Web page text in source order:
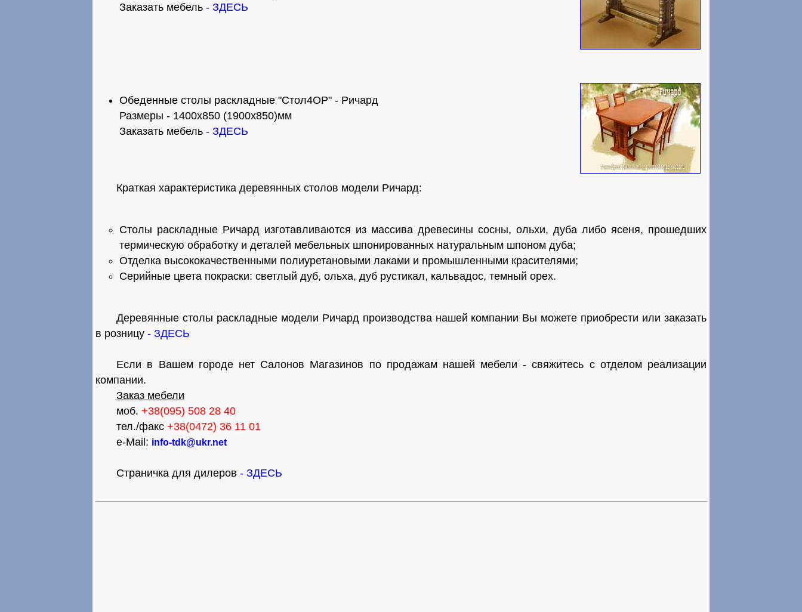
Заказать мебель - ЗДЕСЬ
Обеденные столы раскладные "Стол4ОР" - Ричард
Размеры - 1400x850 (1900x850)мм
Заказать мебель - ЗДЕСЬ
Краткая характеристика деревянных столов модели Ричард:
Столы раскладные Ричард изготавливаются из массива древесины сосны, ольхи, дуба либо ясеня, прошедших
термическую обработку и деталей мебельных шпонированных натуральным шпоном дуба;
Отделка высококачественными полиуретановыми лаками и промышленными красителями;
Серийные цвета покраски: светлый дуб, ольха, дуб рустикал, кальвадос, темный орех.
Деревянные столы раскладные модели Ричард производства нашей компании Вы можете приобрести или заказать
в розницу - ЗДЕСЬ
Если в Вашем городе нет Салонов Магазинов по продажам нашей мебели - свяжитесь с отделом реализации
компании.
Заказ мебели
моб.+38(095) 508 28 40
тел./факс+38(0472) 36 11 01
e-Mail: info-tdk@ukr.net
Страничка для дилеров- ЗДЕСЬ